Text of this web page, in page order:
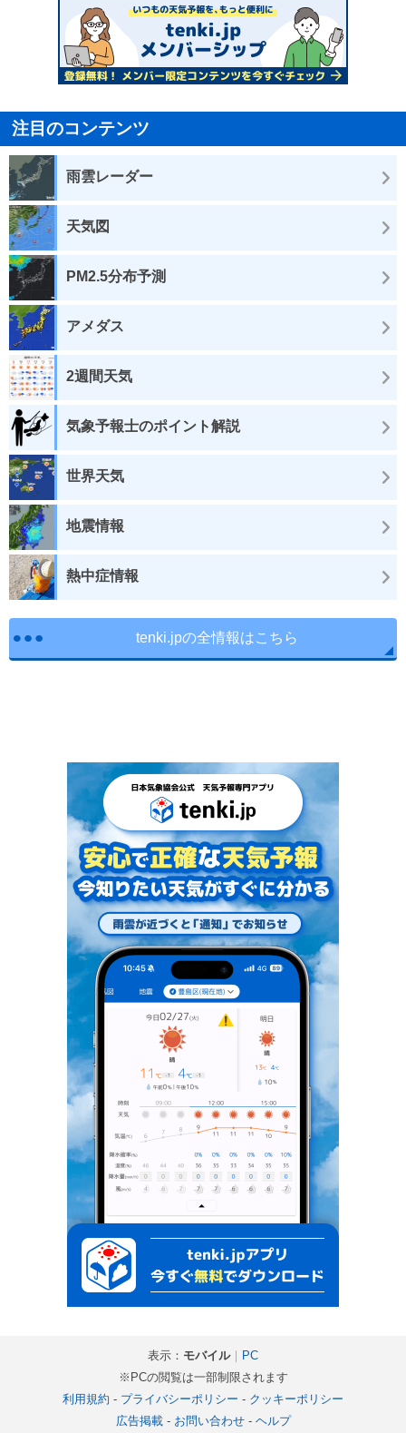
注目のコンテンツ
雨雲レーダー
天気図
PM2.5分布予測
アメダス
2週間天気
気象予報士のポイント解説
世界天気
地震情報
熱中症情報
tenki.jpの全情報はこちら
表示： モバイル｜
PC
※PCの閲覧は一部制限されます
利用規約 - プライバシーポリシー - クッキーポリシー
広告掲載- お問い合わせ- ヘルプ